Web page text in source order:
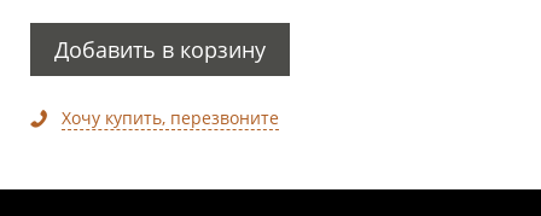
Добавить в корзину
Хочу купить, перезвоните